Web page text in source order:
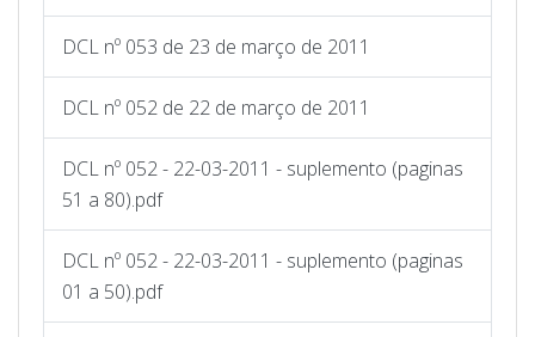
DCL nº 053 de 23 de março de 2011
DCL nº 052 de 22 de março de 2011
DCL nº 052 - 22-03-2011 - suplemento (paginas
51 a 80).pdf
DCL nº 052 - 22-03-2011 - suplemento (paginas
01 a 50).pdf